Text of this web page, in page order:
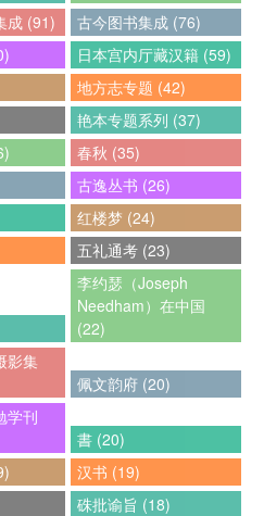
成 (91)
古今图书集成 (76)
日本宫内厅藏汉籍 (59)
地方志专题 (42)
艳本专题系列 (37)
春秋 (35)
古逸丛书 (26)
红楼梦 (24)
五礼通考 (23)
李约瑟（Joseph
Needham）在中国
(22)
影集
佩文韵府 (20)
学刊
書 (20)
汉书 (19)
硃批谕旨 (18)